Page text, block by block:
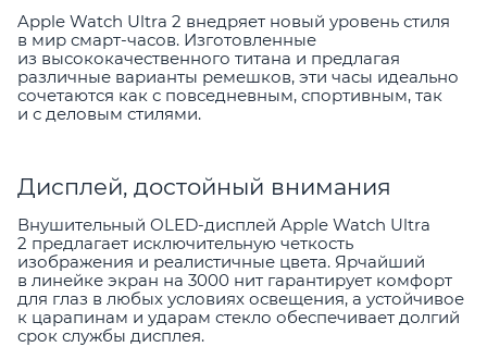
Apple Watch Ultra 2 внедряет новый уровень стиля
в мир смарт-часов. Изготовленные
из высококачественного титана и предлагая
различные варианты ремешков, эти часы идеально
сочетаются как с повседневным, спортивным, так
и с деловым стилями.
Дисплей, достойный внимания
Внушительный OLED-дисплей Apple Watch Ultra
2 предлагает исключительную четкость
изображения и реалистичные цвета. Ярчайший
в линейке экран на 3000 нит гарантирует комфорт
для глаз в любых условиях освещения, а устойчивое
к царапинам и ударам стекло обеспечивает долгий
срок службы дисплея.